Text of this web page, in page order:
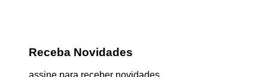
Receba Novidades